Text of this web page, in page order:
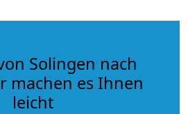
Solingen nach
machen es Ihnen
leicht